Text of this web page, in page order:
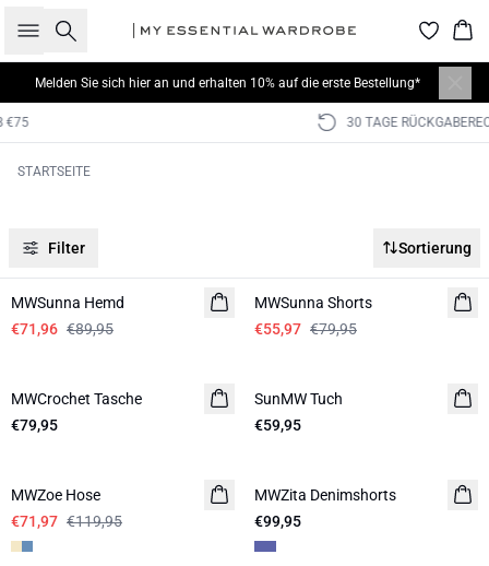
Suche
Melden Sie sich hieran und erhalten 10% auf die erste Bestellung*
30 TAGE RÜCKGABERECHT
STARTSEITE
Filter Sortierung
-20%
MWSunna Hemd
€71,96 €89,95
MWSunna Shorts
€55,97 €79,95
NEUHEITEN
MWCrochet Tasche
€79,95
SunMW Tuch
€59,95
MWZoe Hose
€71,97 €119,95
MWZita Denimshorts
€99,95
-30%